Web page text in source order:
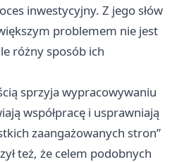
inwestycyjny. Z jego słów
problemem nie jest
różny sposób ich
sprzyja wypracowywaniu
współpracę i usprawniają
zaangażowanych stron”
też, że celem podobnych